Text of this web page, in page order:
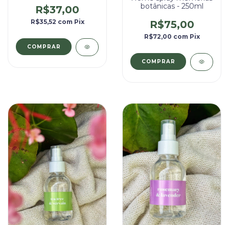
R$37,00
R$35,52 com Pix
botânicas - 250ml
R$75,00
R$72,00 com Pix